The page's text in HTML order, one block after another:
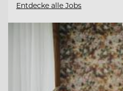
Entdecke alle Jobs